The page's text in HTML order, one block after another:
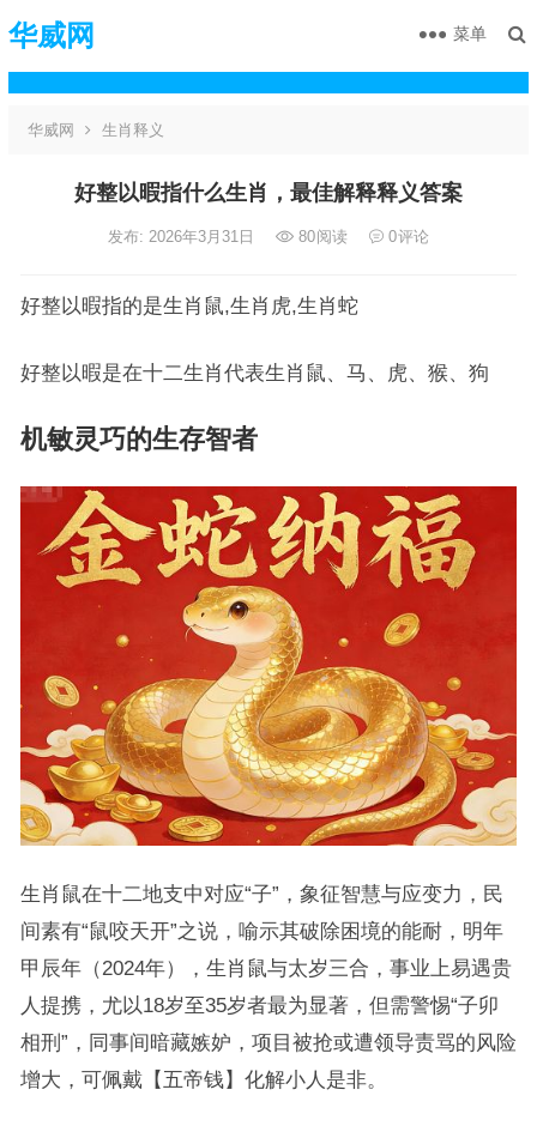
华威网 菜单
华威网 生肖释义
好整以暇指什么生肖，最佳解释释义答案
发布: 2026年3月31日 80阅读 0评论
好整以暇指的是生肖鼠,生肖虎,生肖蛇
好整以暇是在十二生肖代表生肖鼠、马、虎、猴、狗
机敏灵巧的生存智者
生肖鼠在十二地支中对应“子”，象征智慧与应变力，民
间素有“鼠咬天开”之说，喻示其破除困境的能耐，明年
甲辰年（2024年），生肖鼠与太岁三合，事业上易遇贵
人提携，尤以18岁至35岁者最为显著，但需警惕“子卯
相刑”，同事间暗藏嫉妒，项目被抢或遭领导责骂的风险
增大，可佩戴【五帝钱】化解小人是非。